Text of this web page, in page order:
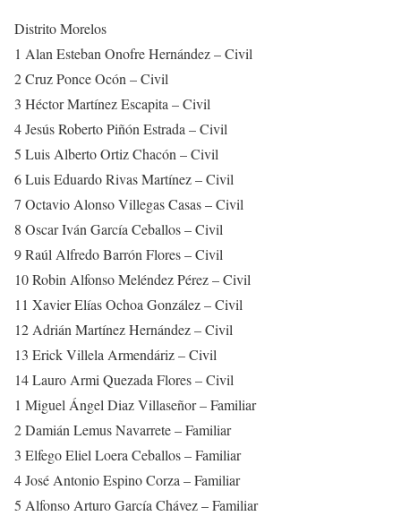
Distrito Morelos
1 Alan Esteban Onofre Hernández – Civil
2 Cruz Ponce Ocón – Civil
3 Héctor Martínez Escapita – Civil
4 Jesús Roberto Piñón Estrada – Civil
5 Luis Alberto Ortiz Chacón – Civil
6 Luis Eduardo Rivas Martínez – Civil
7 Octavio Alonso Villegas Casas – Civil
8 Oscar Iván García Ceballos – Civil
9 Raúl Alfredo Barrón Flores – Civil
10 Robin Alfonso Meléndez Pérez – Civil
11 Xavier Elías Ochoa González – Civil
12 Adrián Martínez Hernández – Civil
13 Erick Villela Armendáriz – Civil
14 Lauro Armi Quezada Flores – Civil
1 Miguel Ángel Diaz Villaseñor – Familiar
2 Damián Lemus Navarrete – Familiar
3 Elfego Eliel Loera Ceballos – Familiar
4 José Antonio Espino Corza – Familiar
5 Alfonso Arturo García Chávez – Familiar